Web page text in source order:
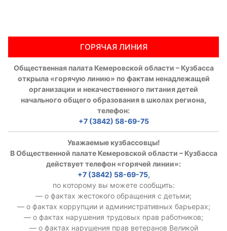
ГОРЯЧАЯ ЛИНИЯ
Общественная палата Кемеровской области – Кузбасса
открыла «горячую линию» по фактам ненадлежащей
организации и некачественного питания детей
начального общего образования в школах региона,
телефон:
+7 (3842) 58-69-75
Уважаемые кузбассовцы!
В Общественной палате Кемеровской области – Кузбасса
действует телефон «горячей линии»:
+7 (3842) 58-69-75,
по которому вы можете сообщить:
— о фактах жестокого обращения с детьми;
— о фактах коррупции и административных барьерах;
— о фактах нарушения трудовых прав работников;
— о фактах нарушения прав ветеранов Великой